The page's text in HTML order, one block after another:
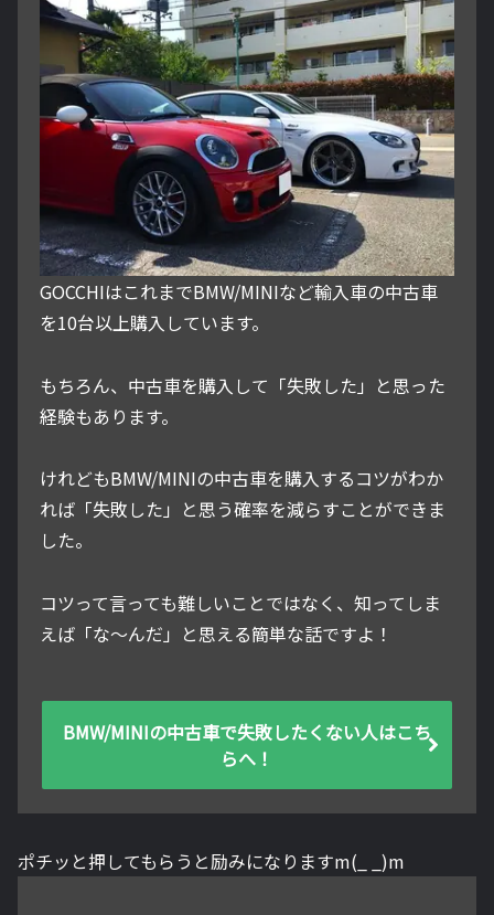
GOCCHIはこれまでBMW/MINIなど輸入車の中古車
を10台以上購入しています。
もちろん、中古車を購入して「失敗した」と思った
経験もあります。
けれどもBMW/MINIの中古車を購入するコツがわか
れば「失敗した」と思う確率を減らすことができま
した。
コツって言っても難しいことではなく、知ってしま
えば「な～んだ」と思える簡単な話ですよ！
BMW/MINIの中古車で失敗したくない人はこち
らへ！
ポチッと押してもらうと励みになりますm(_ _)m